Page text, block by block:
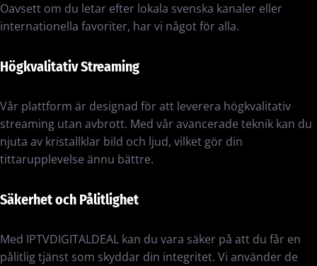
Oavsett om du letar efter lokala svenska kanaler eller
internationella favoriter, har vi något för alla.
Högkvalitativ Streaming
Vår plattform är designad för att leverera högkvalitativ
streaming utan avbrott. Med vår avancerade teknik kan du
njuta av kristallklar bild och ljud, vilket gör din
tittarupplevelse ännu bättre.
Säkerhet och Pålitlighet
Med IPTVDIGITALDEAL kan du vara säker på att du får en
pålitlig tjänst som skyddar din integritet. Vi använder de